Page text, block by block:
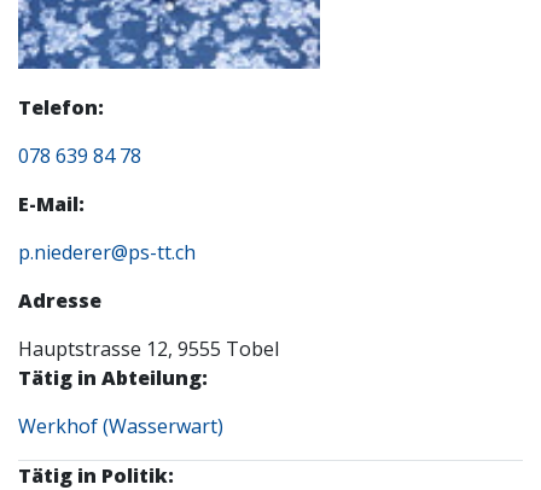
Telefon:
078 639 84 78
E-Mail:
p.niederer@ps-tt.ch
Adresse
Hauptstrasse 12, 9555 Tobel
Tätig in Abteilung:
Werkhof (Wasserwart)
Tätig in Politik: